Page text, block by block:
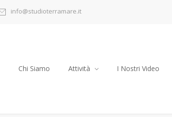
info@studioterramare.it
Chi Siamo Attività I Nostri Video